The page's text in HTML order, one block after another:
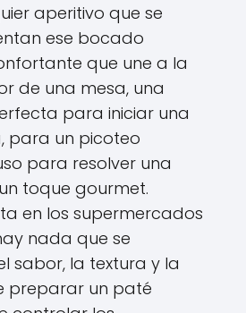
aperitivo que se
ese bocado
que une a la
de una mesa, una
para iniciar una
para un picoteo
para resolver una
toque gourmet.
en los supermercados
nada que se
sabor, la textura y la
preparar un paté